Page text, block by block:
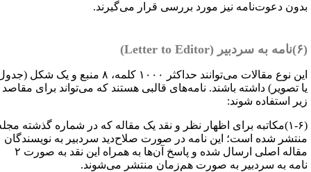
دعوت‌نامه نیز مورد بررسی قرار می‌گیرند.
Letter to Editor
)
این نوع مقالات می‌توانند حداکثر ۱۰۰۰ کلمه، ۸ منبع و یک شکل (جدول
تصویر) داشته باشند. نامه‌های قالبی هستند که می‌تواند برای مقاصد
استفاده شوند:
(۱-۶)مکاتبه برای اظهار نظر و نقد یک مقاله که در شماره گذشته مجله
شده است؛ این نامه در صورت صلاح‌دید سردبیر به نویسندگان
مقاله اصلی ارسال شده و پاسخ آن‌ها به همراه این نقد به صورت ۲
به سردبیر به صورت هم‌زمان منتشر می‌شوند.